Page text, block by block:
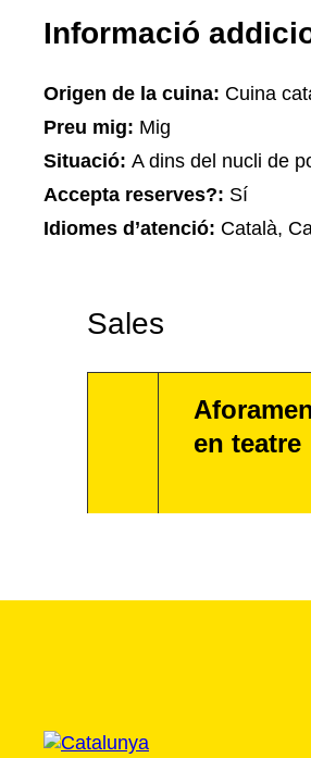
Informació
Origen de la cuina: Cuina
Preu mig: Mig
Situació: A dins del nucli de
Accepta reserves?: Sí
Idiomes d’atenció: Català,
Sales
en teatre